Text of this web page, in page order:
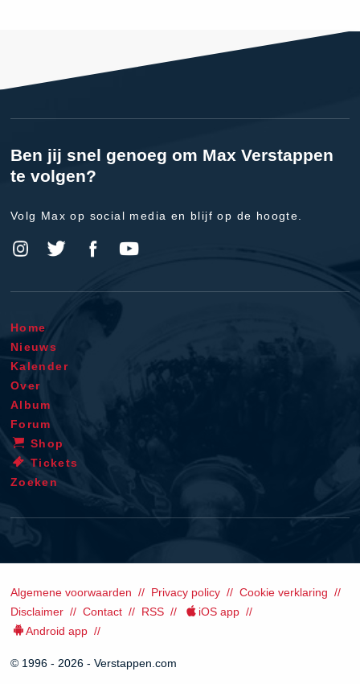
Ben jij snel genoeg om Max Verstappen
te volgen?
Volg Max op social media en blijf op de hoogte.
Home
Nieuws
Kalender
Over
Album
Forum
Shop
Tickets
Zoeken
Algemene voorwaarden Privacy policy
Cookie verklaring
Disclaimer
Contact RSS
iOS app
Android app
© 1996 - 2026 - Verstappen.com